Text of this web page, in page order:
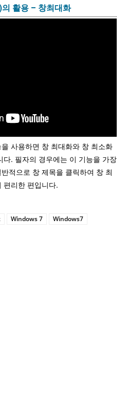
활용 – 창최대화
사용하면 창 최대화와 창 최소화
다. 필자의 경우에는 이 기능을 가장
적으로 창 제목을 클릭하여 창 최
편리한 편입니다.
Windows 7
Windows7